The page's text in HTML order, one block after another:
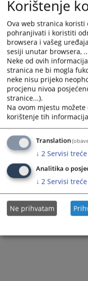
calendar
select
a
date.
Press
the
question
mark
key
to
the
keyboard
shortcuts
for
changing
Korištenje
Ova web stranica
pohranjivati i koristiti
browsera i vašeg
sesiji unutar browsera,
Neke od ovih
stranica ne bi mogla
neke nisu prijeko
procjenu nivoa
stranice...).
Na ovom mjestu
korištenje tih
Translation
↓ 2 Servisi
Analitika o
↓ 2 Servisi
Ne prihvatam